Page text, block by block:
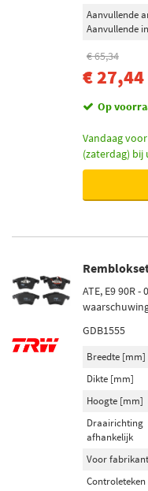
Aanvullende
Aanvullende
€ 65,34
€ 27,44
Op
Vandaag
(zaterdag) bij
ATE, E9 90R
GDB1555
Breedte [mm]
Dikte [mm]
Hoogte [mm]
Draairichting
afhankelijk
Voor fabrikant
Controleteken